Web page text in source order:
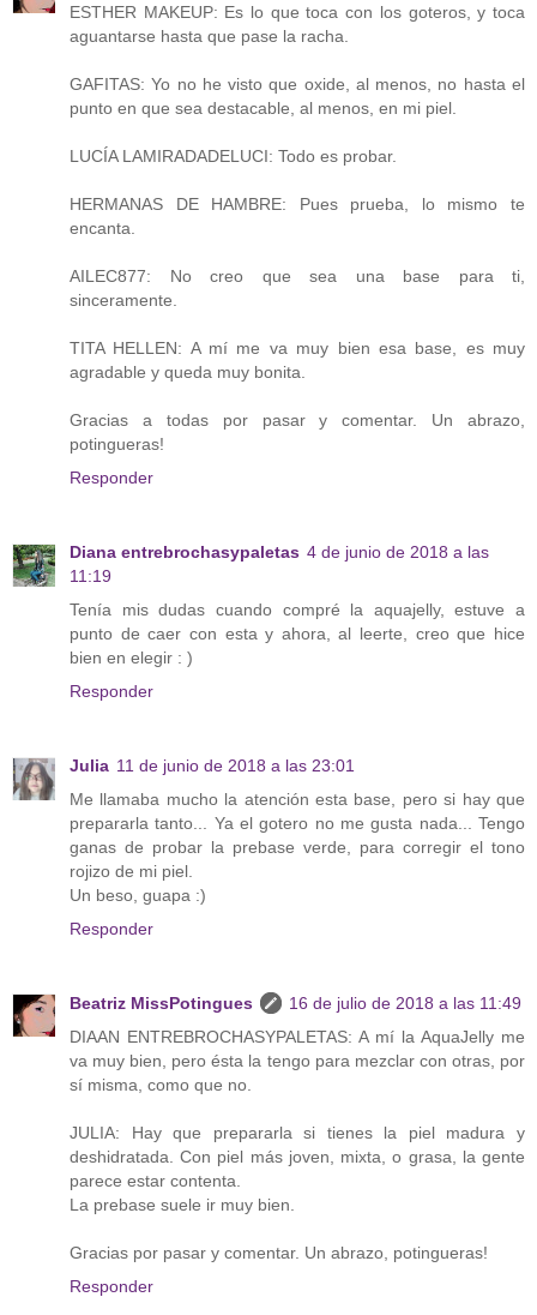
ESTHER MAKEUP: Es lo que toca con los goteros, y toca
aguantarse hasta que pase la racha.
GAFITAS: Yo no he visto que oxide, al menos, no hasta el
punto en que sea destacable, al menos, en mi piel.
LUCÍA LAMIRADADELUCI: Todo es probar.
HERMANAS DE HAMBRE: Pues prueba, lo mismo te
encanta.
AILEC877: No creo que sea una base para ti,
sinceramente.
TITA HELLEN: A mí me va muy bien esa base, es muy
agradable y queda muy bonita.
Gracias a todas por pasar y comentar. Un abrazo,
potingueras!
Responder
Diana entrebrochasypaletas 4 de junio de 2018 a las
11:19
Tenía mis dudas cuando compré la aquajelly, estuve a
punto de caer con esta y ahora, al leerte, creo que hice
bien en elegir : )
Responder
Julia 11 de junio de 2018 a las 23:01
Me llamaba mucho la atención esta base, pero si hay que
prepararla tanto... Ya el gotero no me gusta nada... Tengo
ganas de probar la prebase verde, para corregir el tono
rojizo de mi piel.
Un beso, guapa :)
Responder
Beatriz MissPotingues
16 de julio de 2018 a las 11:49
DIAAN ENTREBROCHASYPALETAS: A mí la AquaJelly me
va muy bien, pero ésta la tengo para mezclar con otras, por
sí misma, como que no.
JULIA: Hay que prepararla si tienes la piel madura y
deshidratada. Con piel más joven, mixta, o grasa, la gente
parece estar contenta.
La prebase suele ir muy bien.
Gracias por pasar y comentar. Un abrazo, potingueras!
Responder